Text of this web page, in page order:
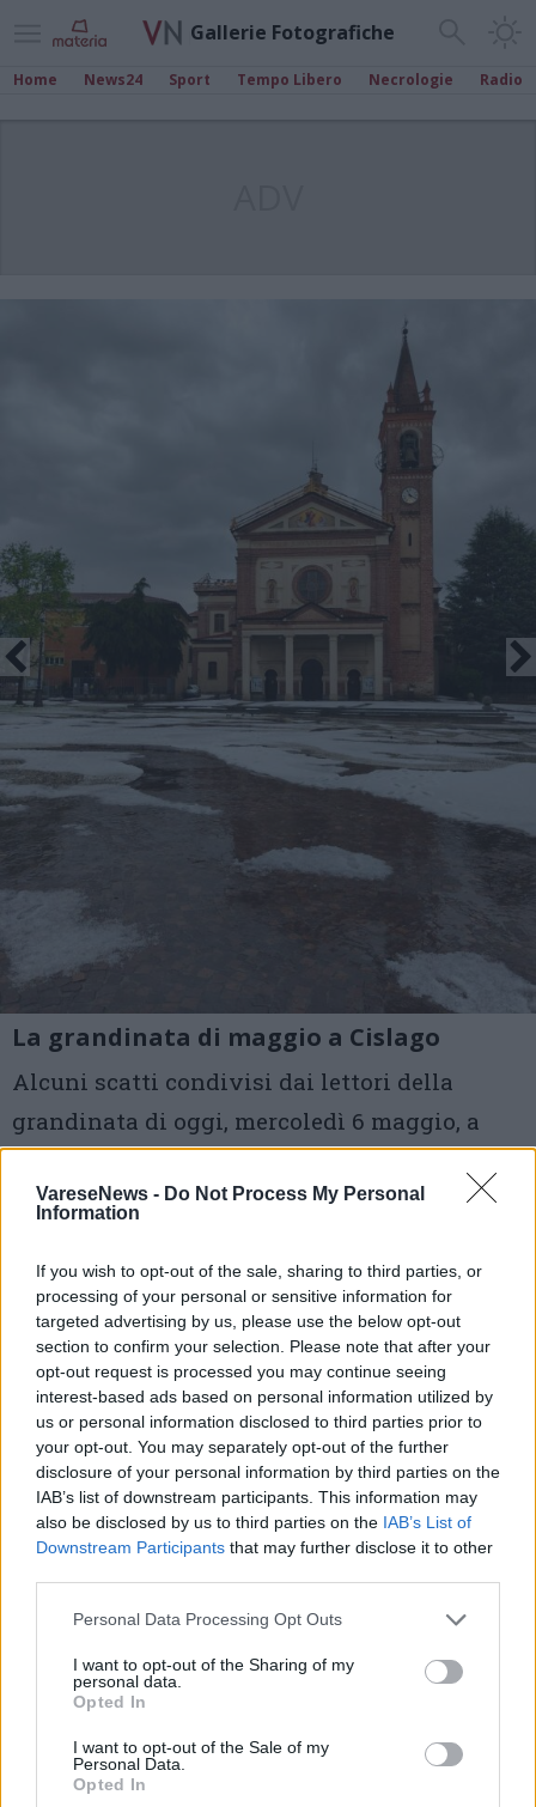
VareseNews - Do Not Process My Personal
Information
If you wish to opt-out of the sale, sharing to third parties, or
processing of your personal or sensitive information for
targeted advertising by us, please use the below opt-out
section to confirm your selection. Please note that after your
opt-out request is processed you may continue seeing
interest-based ads based on personal information utilized by
us or personal information disclosed to third parties prior to
your opt-out. You may separately opt-out of the further
disclosure of your personal information by third parties on the
IAB’s list of downstream participants. This information may
also be disclosed by us to third parties on the IAB’s List of
Downstream Participants that may further disclose it to other
Personal Data Processing Opt Outs
I want to opt-out of the Sharing of my
personal data.
Opted In
I want to opt-out of the Sale of my
Personal Data.
Opted In
Gallerie Fotografiche
Home News24 Sport Tempo Libero Necrologie Radio
La grandinata di maggio a Cislago
Alcuni scatti condivisi dai lettori della
grandinata di oggi, mercoledì 6 maggio, a
Andrea Piccioli Cappelli
2 di 8
TAG grandine
maltrempo maggio 2026
cislago
saronno
Leggi l'articolo:
Il maltempo colpisce il Saronnese: super grandinata a
Cislago